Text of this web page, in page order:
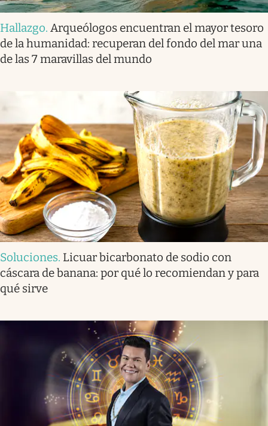
Hallazgo. Arqueólogos encuentran el mayor tesoro
de la humanidad: recuperan del fondo del mar una
de las 7 maravillas del mundo
Soluciones. Licuar bicarbonato de sodio con
cáscara de banana: por qué lo recomiendan y para
qué sirve